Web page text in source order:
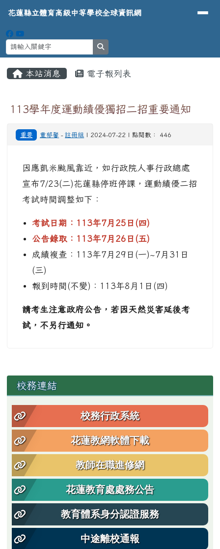
花蓮縣立體育高級中等學校全球資
導覽列
花蓮縣立體育高級中等學校全球資訊網
本站消息 電子報列表
113學年度運動績優獨招二招重要通知
重要 童郁馨 -註冊組 | 2024-07-22 | 點閱數： 446
因應凱米颱風靠近，如行政院人事行政總處
宣布7/23(二)花蓮縣停班停課，運動績優二招
考試時間調整如下：
考試日期：113年7月25日(四)
公告錄取：113年7月26日(五)
成績複查：113年7月29日(一)~7月31日
(三)
報到時間(不變)：113年8月1日(四)
請考生注意政府公告，若因天然災害延後考
試，不另行通知。
左邊區域內容
校務連結
校務行政系統
花蓮教網軟體下載
教師在職進修網
花蓮教育處處務公告
教育體系身分認證服務
中途離校通報